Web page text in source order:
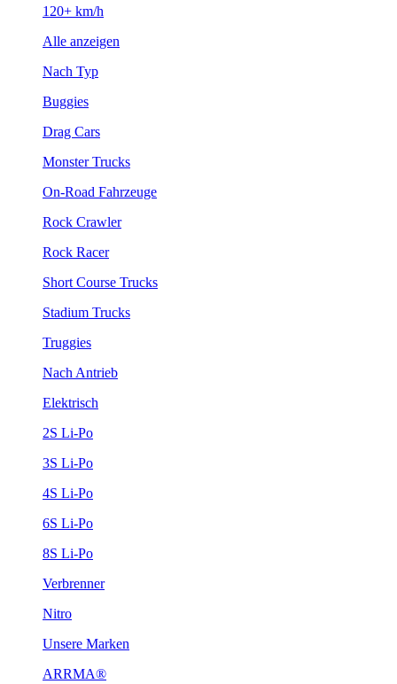
120+ km/h
Alle anzeigen
Nach Typ
Buggies
Drag Cars
Monster Trucks
On-Road Fahrzeuge
Rock Crawler
Rock Racer
Short Course Trucks
Stadium Trucks
Truggies
Nach Antrieb
Elektrisch
2S Li-Po
3S Li-Po
4S Li-Po
6S Li-Po
8S Li-Po
Verbrenner
Nitro
Unsere Marken
ARRMA®